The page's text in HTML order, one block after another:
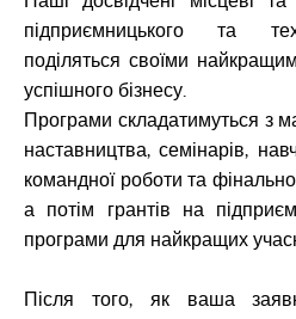
підприємницького та
поділяться своїми
успішного бізнесу.
Програми складатимуться з
наставництва, семінарів,
командної роботи та
а потім грантів на
програми для найкращих
Після того, як ваша